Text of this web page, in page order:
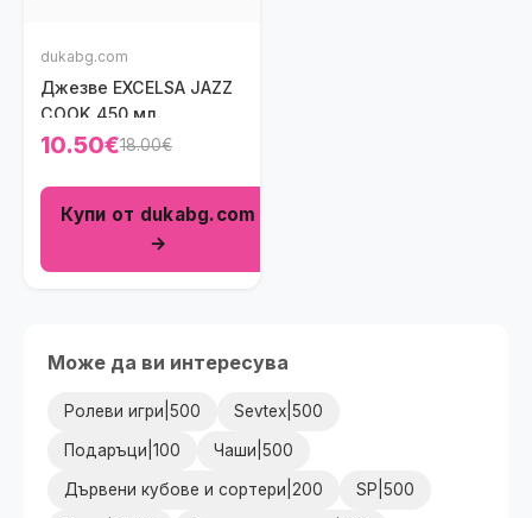
dukabg.com
Джезве EXCELSA JAZZ
COOK 450 мл.
10.50€18.00€
Купи от dukabg.com
→
Може да ви интересува
Ролеви игри|500 Sevtex|500
Подаръци|100 Чаши|500
Дървени кубове и сортери|200 SP|500